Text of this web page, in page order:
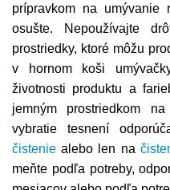
prípravkom na umývanie
osušte. Nepoužívajte
prostriedky, ktoré môžu
v hornom koši
životnosti produktu a
jemným prostriedkom
vybratie tesnení
čistenie alebo len na
meňte podľa potreby,